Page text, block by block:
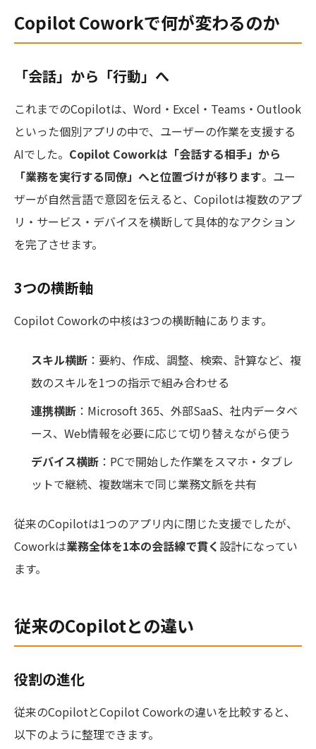
Copilot Coworkで何が変わるのか
「会話」から「行動」へ
これまでのCopilotは、Word・Excel・Teams・Outlook
といった個別アプリの中で、ユーザーの作業を支援する
AIでした。 Copilot Coworkは「会話する相手」から
「業務を実行する同僚」へと位置づけが移ります。ユー
ザーが自然言語で意図を伝えると、Copilotは複数のアプ
リ・サービス・デバイスを横断して具体的なアクション
を完了させます。
3つの横断軸
Copilot Coworkの中核は3つの横断軸にあります。
スキル横断 ：要約、作成、調整、検索、計算など、複
数のスキルを1つの指示で組み合わせる
連携横断 ：Microsoft 365、外部SaaS、社内データベ
ース、Web情報を必要に応じて切り替えながら使う
デバイス横断 ：PCで開始した作業をスマホ・タブレ
ットで継続、複数端末で同じ業務文脈を共有
従来のCopilotは1つのアプリ内に閉じた支援でしたが、
Coworkは業務全体を1本の会話線で貫く 設計になってい
ます。
従来のCopilotとの違い
役割の進化
従来のCopilotとCopilot Coworkの違いを比較すると、
以下のように整理できます。